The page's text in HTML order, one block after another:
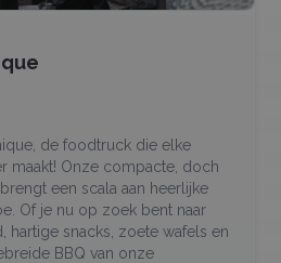
de foodtruck die elke
maakt! Onze compacte, doch
een scala aan heerlijke
Of je nu op zoek bent naar
hartige snacks, zoete wafels en
BBQ van onze